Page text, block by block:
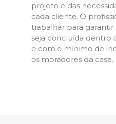
projeto e das
cada cliente. O
trabalhar para
seja concluída dentro
e com o mínimo de
os moradores da casa.